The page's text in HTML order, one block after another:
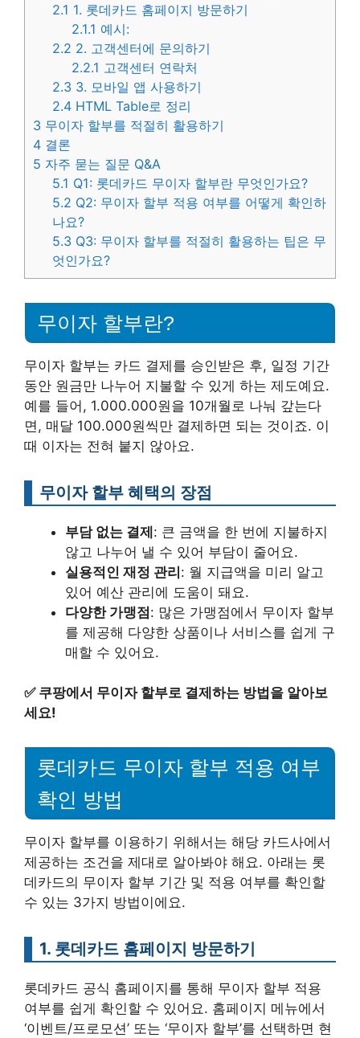
2.1 1. 롯데카드 홈페이지 방문하기
2.1.1 예시:
2.2 2. 고객센터에 문의하기
2.2.1 고객센터 연락처
2.3 3. 모바일 앱 사용하기
2.4 HTML Table로 정리
3 무이자 할부를 적절히 활용하기
4 결론
5 자주 묻는 질문 Q&A
5.1 Q1: 롯데카드 무이자 할부란 무엇인가요?
5.2 Q2: 무이자 할부 적용 여부를 어떻게 확인하
나요?
5.3 Q3: 무이자 할부를 적절히 활용하는 팁은 무
엇인가요?
무이자 할부란?
무이자 할부는 카드 결제를 승인받은 후, 일정 기간
동안 원금만 나누어 지불할 수 있게 하는 제도예요.
예를 들어, 1.000.000원을 10개월로 나눠 갚는다
면, 매달 100.000원씩만 결제하면 되는 것이죠. 이
때 이자는 전혀 붙지 않아요.
무이자 할부 혜택의 장점
부담 없는 결제: 큰 금액을 한 번에 지불하지
않고 나누어 낼 수 있어 부담이 줄어요.
실용적인 재정 관리: 월 지급액을 미리 알고
있어 예산 관리에 도움이 돼요.
다양한 가맹점: 많은 가맹점에서 무이자 할부
를 제공해 다양한 상품이나 서비스를 쉽게 구
매할 수 있어요.
✅ 쿠팡에서 무이자 할부로 결제하는 방법을 알아보
세요!
롯데카드 무이자 할부 적용 여부
확인 방법
무이자 할부를 이용하기 위해서는 해당 카드사에서
제공하는 조건을 제대로 알아봐야 해요. 아래는 롯
데카드의 무이자 할부 기간 및 적용 여부를 확인할
수 있는 3가지 방법이에요.
1. 롯데카드 홈페이지 방문하기
롯데카드 공식 홈페이지를 통해 무이자 할부 적용
여부를 쉽게 확인할 수 있어요. 홈페이지 메뉴에서
‘이벤트/프로모션’ 또는 ‘무이자 할부’를 선택하면 현